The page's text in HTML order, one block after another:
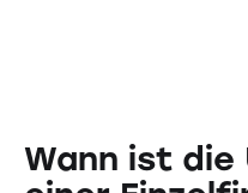
Wann ist die